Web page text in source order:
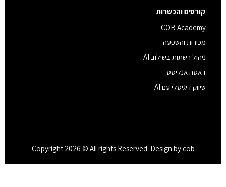
קורסים והכשרות
COB Academy
מכירות והשפעה
ניהול רשתות בשילוב AI
דאטה אנליסט
שיווק דיגיטלי עם AI
Copyright 2026 © All rights Reserved. Design by cob